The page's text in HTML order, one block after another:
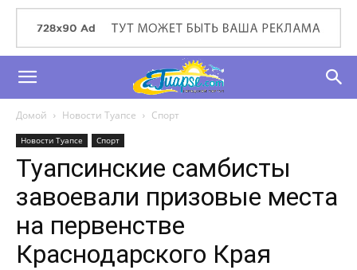
Домой Новости Туапсе Спорт
Новости Туапсе Спорт
Туапсинские самбисты
завоевали призовые места
на первенстве
Краснодарского Края